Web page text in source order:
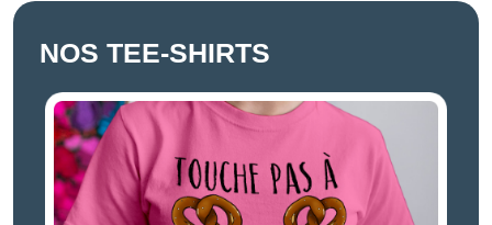
NOS TEE-SHIRTS